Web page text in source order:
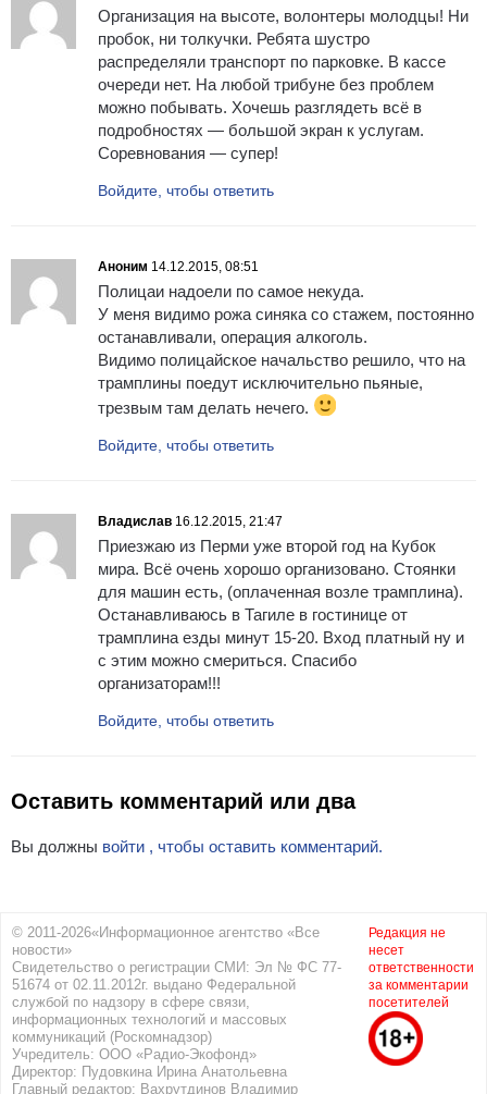
Организация на высоте, волонтеры молодцы! Ни
пробок, ни толкучки. Ребята шустро
распределяли транспорт по парковке. В кассе
очереди нет. На любой трибуне без проблем
можно побывать. Хочешь разглядеть всё в
подробностях — большой экран к услугам.
Соревнования — супер!
Войдите, чтобы ответить
Аноним 14.12.2015, 08:51
Полицаи надоели по самое некуда.
У меня видимо рожа синяка со стажем, постоянно
останавливали, операция алкоголь.
Видимо полицайское начальство решило, что на
трамплины поедут исключительно пьяные,
трезвым там делать нечего.
Войдите, чтобы ответить
Владислав 16.12.2015, 21:47
Приезжаю из Перми уже второй год на Кубок
мира. Всё очень хорошо организовано. Стоянки
для машин есть, (оплаченная возле трамплина).
Останавливаюсь в Тагиле в гостинице от
трамплина езды минут 15-20. Вход платный ну и
с этим можно смериться. Спасибо
организаторам!!!
Войдите, чтобы ответить
Оставить комментарий или два
Вы должны войти , чтобы оставить комментарий.
© 2011-2026«Информационное агентство «Все
новости»
Свидетельство о регистрации СМИ: Эл № ФС 77-
51674 от 02.11.2012г. выдано Федеральной
службой по надзору в сфере связи,
информационных технологий и массовых
коммуникаций (Роскомнадзор)
Учредитель: ООО «Радио-Экофонд»
Директор: Пудовкина Ирина Анатольевна
Главный редактор: Вахрутдинов Владимир
Редакция не
несет
ответственности
за комментарии
посетителей